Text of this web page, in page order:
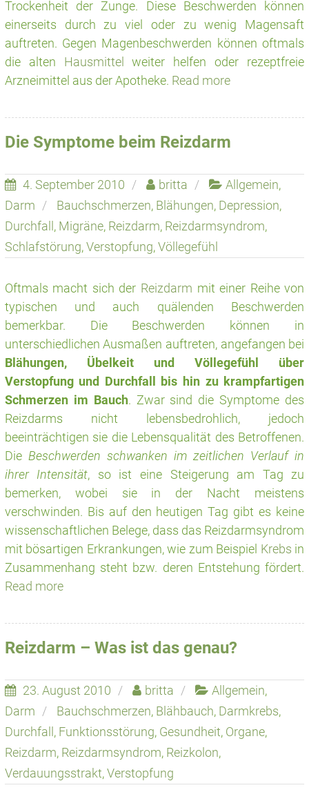
Trockenheit der Zunge. Diese Beschwerden können
einerseits durch zu viel oder zu wenig Magensaft
auftreten. Gegen Magenbeschwerden können oftmals
die alten Hausmittel
weiter helfen oder rezeptfreie
Arzneimittel aus der Apotheke. Read more
Die Symptome beim Reizdarm
4. September 2010 britta Allgemein,
Darm
Bauchschmerzen, Blähungen, Depression,
Durchfall , Migräne, Reizdarm, Reizdarmsyndrom,
Schlafstörung,Verstopfung,Völlegefühl
Oftmals macht sich der Reizdarm mit einer Reihe von
typischen und auch quälenden Beschwerden
bemerkbar. Die Beschwerden können in
unterschiedlichen Ausmaßen auftreten, angefangen bei
Blähungen, Übelkeit und Völlegefühl über
Verstopfung und Durchfall bis hin zu krampfartigen
Schmerzen im Bauch. Zwar sind die Symptome des
Reizdarms nicht lebensbedrohlich, jedoch
beeinträchtigen sie die Lebensqualität des Betroffenen.
Die Beschwerden schwanken im zeitlichen Verlauf in
ihrer Intensität, so ist eine Steigerung am Tag zu
bemerken, wobei sie in der Nacht meistens
verschwinden. Bis auf den heutigen Tag gibt es keine
wissenschaftlichen Belege, dass das Reizdarmsyndrom
mit bösartigen Erkrankungen, wie zum Beispiel Krebs in
Zusammenhang steht bzw. deren Entstehung fördert.
Read more
Reizdarm – Was ist das genau?
23. August 2010 britta Allgemein,
Darm
Bauchschmerzen, Blähbauch, Darmkrebs,
Durchfall , Funktionsstörung, Gesundheit, Organe,
Reizdarm, Reizdarmsyndrom, Reizkolon,
Verdauungsstrakt,Verstopfung